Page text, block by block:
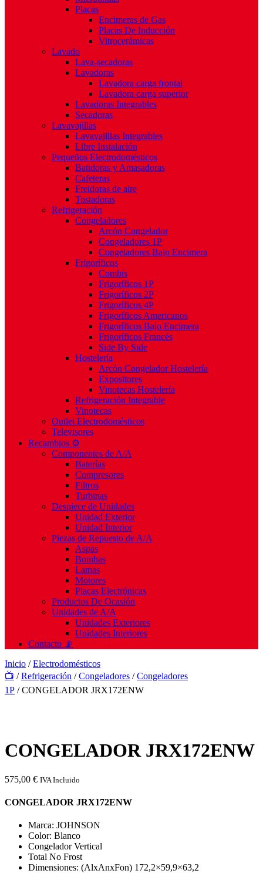
Placas
Encimeras de Gas
Placas De Inducción
Vitrocerámicas
Lavado
Lava-secadoras
Lavadoras
Lavadora carga frontal
Lavadora carga superior
Lavadoras Integrables
Secadoras
Lavavajillas
Lavavajillas Integrables
Libre Instalación
Pequeños Electrodomésticos
Batidoras y Amasadoras
Cafeteras
Freidoras de aire
Tostadoras
Refrigeración
Congeladores
Arcón Congelador
Congeladores 1P
Congeladores Bajo Encimera
Frigoríficos
Combis
Frigoríficos 1P
Frigoríficos 2P
Frigoríficos 4P
Frigoríficos Americanos
Frigoríficos Bajo Encimera
Frigoríficos Francés
Side By Side
Hostelería
Arcón Congelador Hostelería
Expositores
Vinotecas Hostelería
Refrigeración Integrable
Vinotecas
Outlet Electrodomésticos
Televisores
Recambios ⚙️
Componentes de A/A
Baterías
Compresores
Filtros
Turbinas
Despiece de Unidades
Unidad Exterior
Unidad Interior
Piezas de Repuesto de A/A
Aspas
Bombas
Lamas
Motores
Placas Electrónicas
Productos De Ocasión
Unidades de A/A
Unidades Exteriores
Unidades Interiores
Contacto 📡
Inicio /Electrodomésticos
📺 /Refrigeración /Congeladores /Congeladores
1P / CONGELADOR JRX172ENW
CONGELADOR JRX172ENW
575,00 € IVA Incluido
CONGELADOR JRX172ENW
Marca: JOHNSON
Color: Blanco
Congelador Vertical
Total No Frost
Dimensiones: (AlxAnxFon) 172,2×59,9×63,2